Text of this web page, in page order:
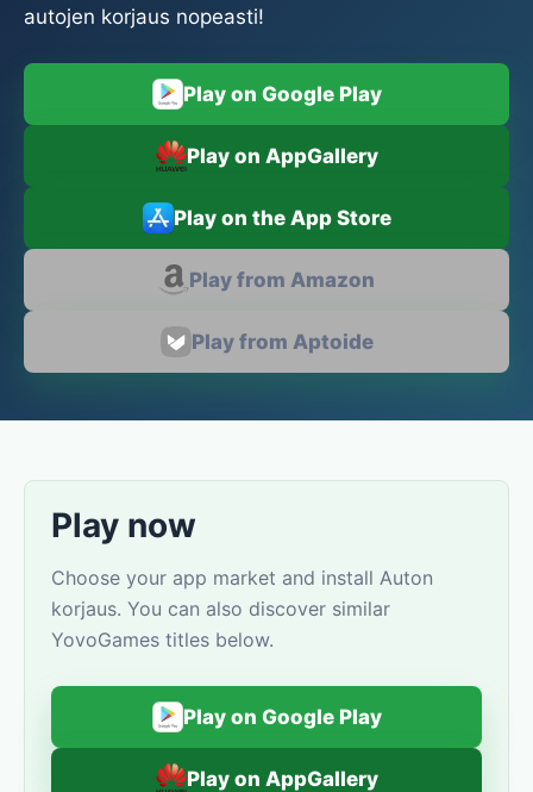
autojen korjaus nopeasti!
Play on Google Play
Play on AppGallery
Play on the App Store
Play from Amazon
Play from Aptoide
Play now
Choose your app market and install Auton
korjaus. You can also discover similar
YovoGames titles below.
Play on Google Play
Play on AppGallery